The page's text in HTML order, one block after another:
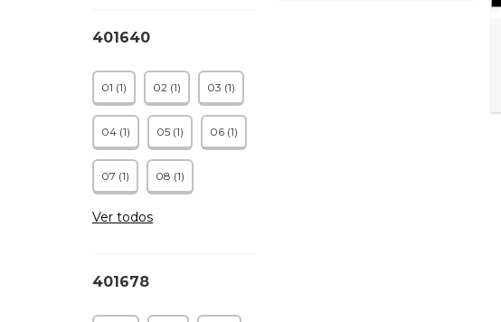
401640
01 (1) 02 (1) 03 (1)
04 (1) 05 (1) 06 (1)
07 (1) 08 (1)
Ver todos
401678